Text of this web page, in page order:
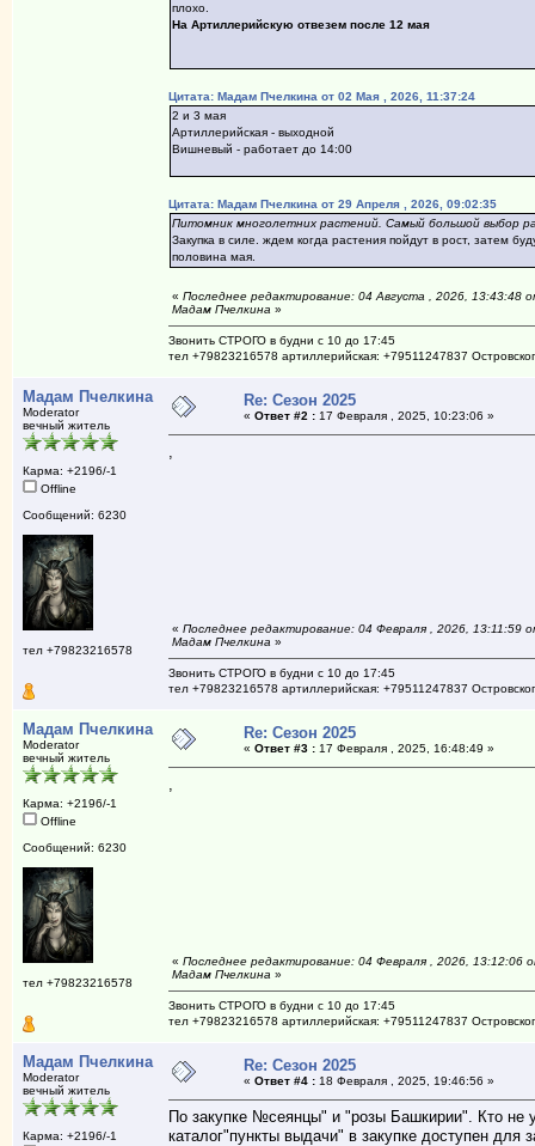
плохо.
На Артиллерийскую отвезем после 12 мая
Цитата: Мадам Пчелкина от 02 Мая , 2026, 11:37:24
2 и 3 мая
Артиллерийская - выходной
Вишневый - работает до 14:00
Цитата: Мадам Пчелкина от 29 Апреля , 2026, 09:02:35
Питомник многолетних растений. Самый большой выбор
Закупка в силе. ждем когда растения пойдут в рост, затем
половина мая.
« Последнее редактирование: 04 Августа , 2026, 13:43:48
Мадам Пчелкина »
Звонить СТРОГО в будни с 10 до 17:45
тел +79823216578 артиллерийская: +79511247837
Мадам Пчелкина
Moderator
вечный житель
Карма: +2196/-1
Offline
Сообщений: 6230
тел +79823216578
Re: Сезон 2025
« Ответ #2 :17 Февраля , 2025, 10:23:06 »
,
« Последнее редактирование: 04 Февраля , 2026, 13:11:59
Мадам Пчелкина »
Звонить СТРОГО в будни с 10 до 17:45
тел +79823216578 артиллерийская: +79511247837
Мадам Пчелкина
Moderator
вечный житель
Карма: +2196/-1
Offline
Сообщений: 6230
тел +79823216578
Re: Сезон 2025
« Ответ #3 :17 Февраля , 2025, 16:48:49 »
,
« Последнее редактирование: 04 Февраля , 2026, 13:12:06
Мадам Пчелкина »
Звонить СТРОГО в будни с 10 до 17:45
тел +79823216578 артиллерийская: +79511247837
Мадам Пчелкина
Moderator
вечный житель
Карма: +2196/-1
Re: Сезон 2025
« Ответ #4 :18 Февраля , 2025, 19:46:56 »
По закупке №сеянцы" и "розы Башкирии". Кто не
каталог"пункты выдачи" в закупке доступен для